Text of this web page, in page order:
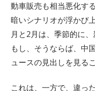
動車販売も相当悪化す
暗いシナリオが浮かび
月と2月は、季節的に
もし、そうならば、中
ュースの見出しを見る
これは、一方で、違っ